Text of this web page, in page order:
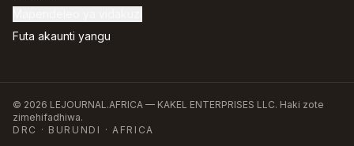
Futa akaunti yangu
© 2026 LEJOURNAL.AFRICA — KAKEL ENTERPRISES LLC. Haki zote
zimehifadhiwa.
DRC · BURUNDI · AFRICA